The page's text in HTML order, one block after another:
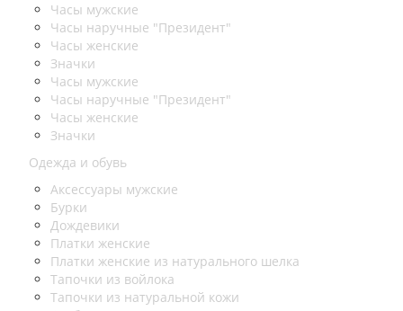
Часы мужские
Часы наручные "Президент"
Часы женские
Значки
Часы мужские
Часы наручные "Президент"
Часы женские
Значки
Одежда и обувь
Аксессуары мужские
Бурки
Дождевики
Платки женские
Платки женские из натурального шелка
Тапочки из войлока
Тапочки из натуральной кожи